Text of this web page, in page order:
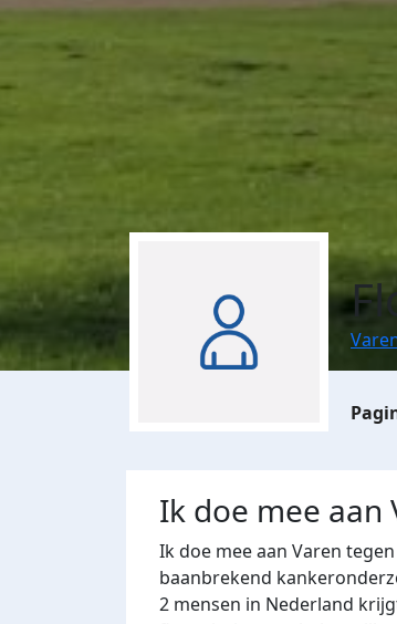
Ik doe mee aan
Ik doe mee aan Varen
baanbrekend
2 mensen in Nederland